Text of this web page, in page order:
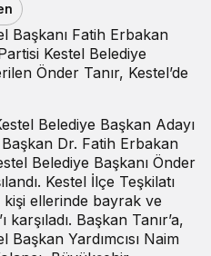
Başkanı Fatih Erbakan
Kestel Belediye
Önder Tanır, Kestel’de
Belediye Başkan Adayı
Dr. Fatih Erbakan
Belediye Başkanı Önder
Kestel İlçe Teşkilatı
ellerinde bayrak ve
karşıladı. Başkan Tanır’a,
Yardımcısı Naim